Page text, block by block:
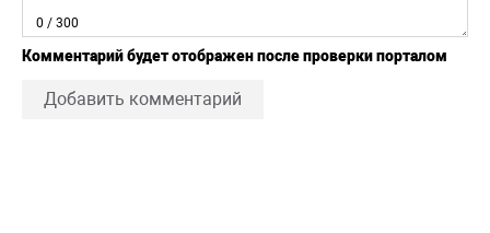
0 / 300
Комментарий будет отображен после проверки порталом
Добавить комментарий